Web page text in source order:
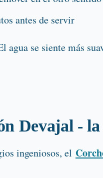
antes de servir
agua se siente más
Devajal -
ingeniosos, el